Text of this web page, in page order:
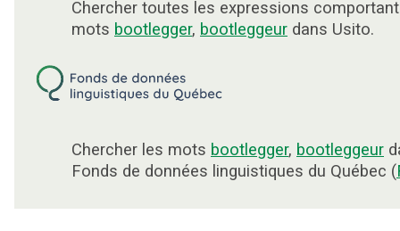
Chercher toutes les expressions
mots bootlegger, bootleggeur dans Usito.
Chercher les mots bootlegger, bootleggeur
Fonds de données linguistiques du Québec (